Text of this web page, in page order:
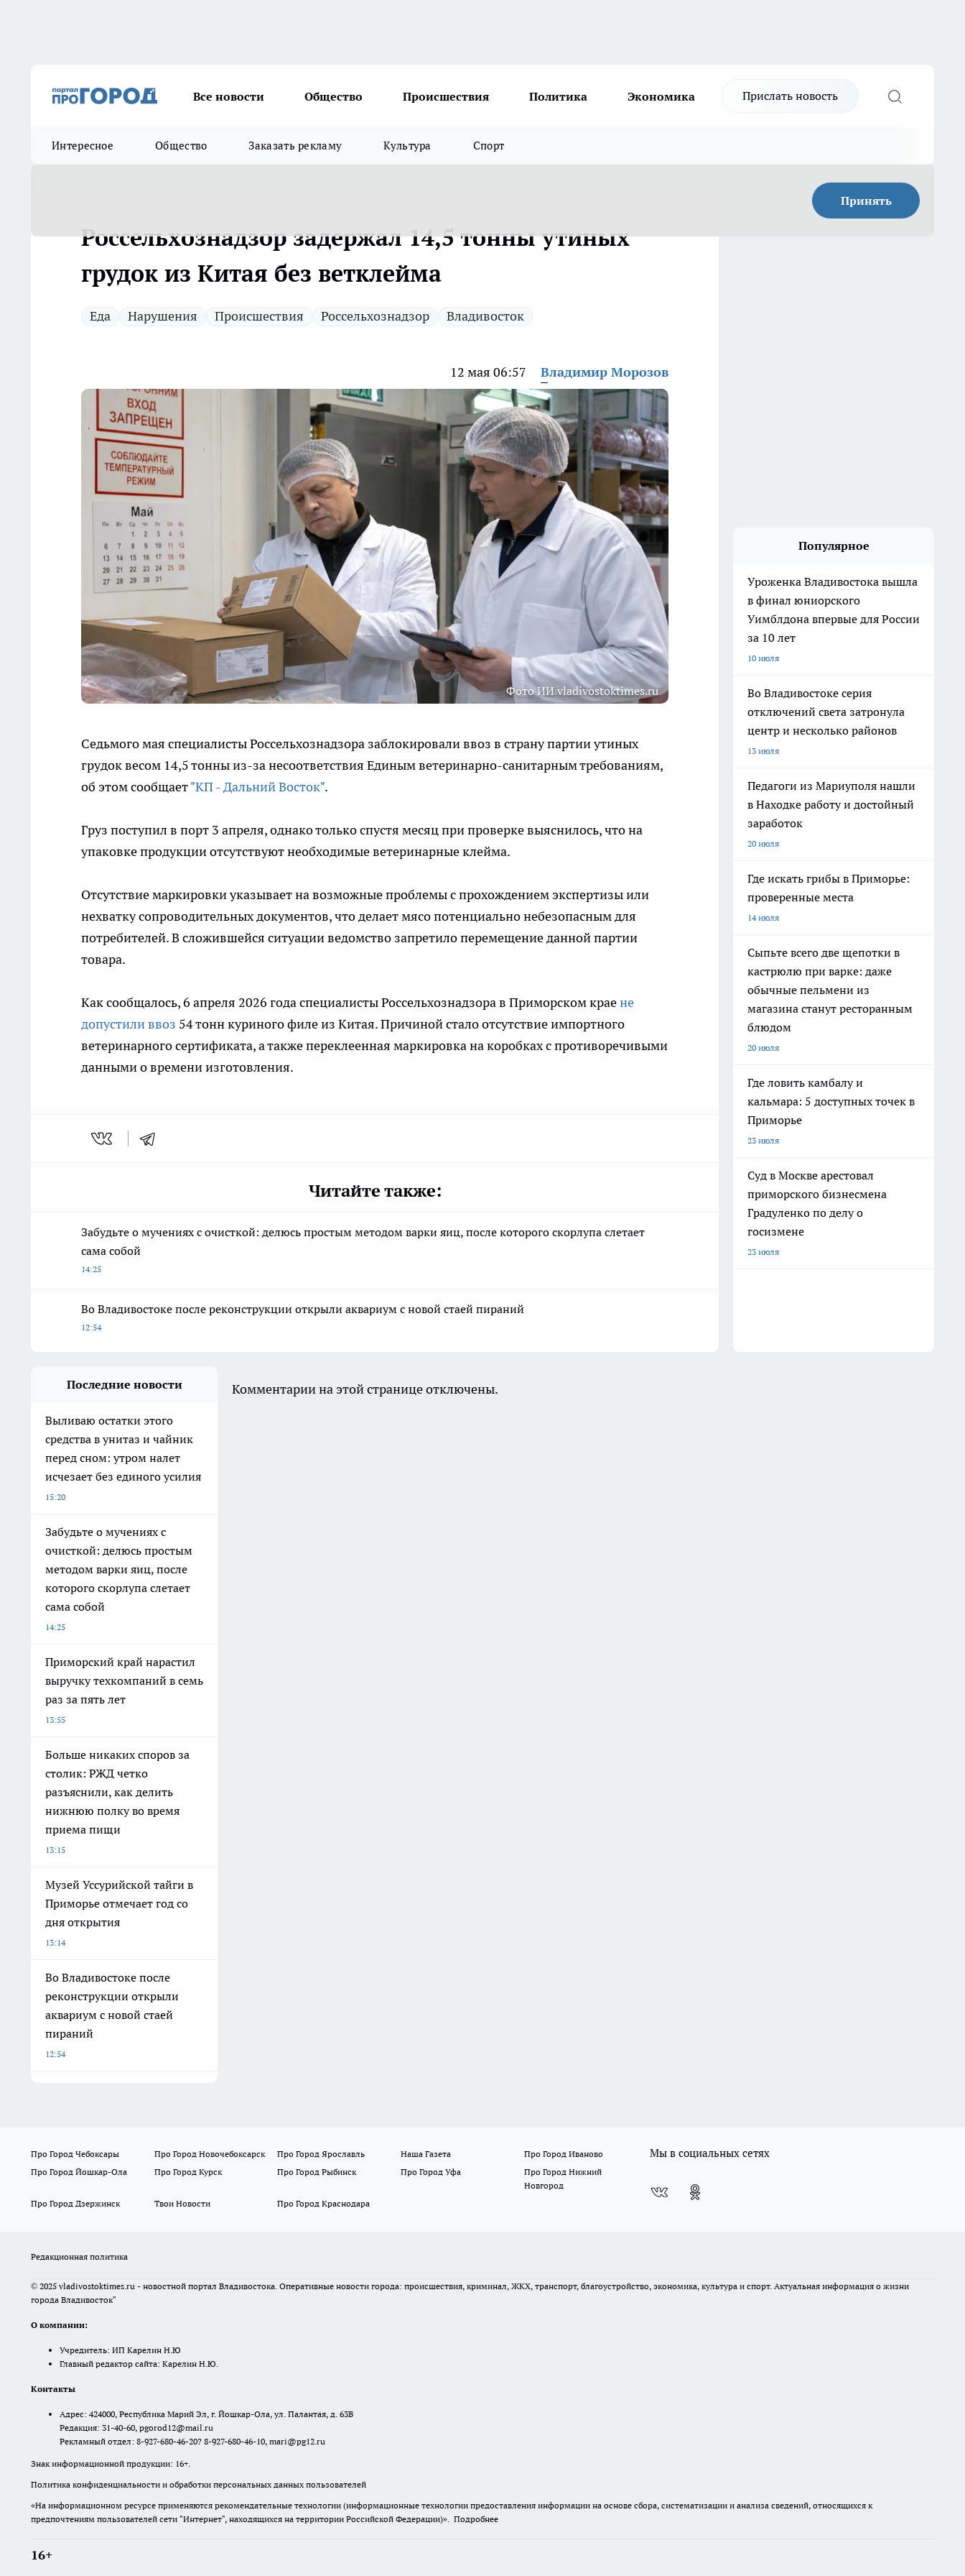
Все новости Общество Происшествия Политика Экономика Прислать новость
Интересное Общество Заказать рекламу Культура Спорт
Принять
Россельхознадзор задержал 14,5 тонны утиных
грудок из Китая без ветклейма
Еда Нарушения Происшествия Россельхознадзор Владивосток
12 мая 06:57 Владимир Морозов
Фото ИИ vladivostoktimes.ru
Седьмого мая специалисты Россельхознадзора заблокировали ввоз в страну партии утиных
грудок весом 14,5 тонны из-за несоответствия Единым ветеринарно-санитарным требованиям,
об этом сообщает"КП - Дальний Восток".
Груз поступил в порт 3 апреля, однако только спустя месяц при проверке выяснилось, что на
упаковке продукции отсутствуют необходимые ветеринарные клейма.
Отсутствие маркировки указывает на возможные проблемы с прохождением экспертизы или
нехватку сопроводительных документов, что делает мясо потенциально небезопасным для
потребителей. В сложившейся ситуации ведомство запретило перемещение данной партии
товара.
Как сообщалось, 6 апреля 2026 года специалисты Россельхознадзора в Приморском краене
допустили ввоз 54 тонн куриного филе из Китая. Причиной стало отсутствие импортного
ветеринарного сертификата, а также переклеенная маркировка на коробках с противоречивыми
данными о времени изготовления.
Читайте также:
Забудьте о мучениях с очисткой: делюсь простым методом варки яиц, после которого скорлупа слетает
сама собой
14:25
Во Владивостоке после реконструкции открыли аквариум с новой стаей пираний
12:54
Популярное
Уроженка Владивостока вышла
в финал юниорского
Уимблдона впервые для России
за 10 лет
10 июля
Во Владивостоке серия
отключений света затронула
центр и несколько районов
13 июля
Педагоги из Мариуполя нашли
в Находке работу и достойный
заработок
20 июля
Где искать грибы в Приморье:
проверенные места
14 июля
Сыпьте всего две щепотки в
кастрюлю при варке: даже
обычные пельмени из
магазина станут ресторанным
блюдом
20 июля
Где ловить камбалу и
кальмара: 5 доступных точек в
Приморье
23 июля
Суд в Москве арестовал
приморского бизнесмена
Градуленко по делу о
госизмене
23 июля
Последние новости
Выливаю остатки этого
средства в унитаз и чайник
перед сном: утром налет
исчезает без единого усилия
15:20
Забудьте о мучениях с
очисткой: делюсь простым
методом варки яиц, после
которого скорлупа слетает
сама собой
14:25
Приморский край нарастил
выручку техкомпаний в семь
раз за пять лет
13:55
Больше никаких споров за
столик: РЖД четко
разъяснили, как делить
нижнюю полку во время
приема пищи
13:15
Музей Уссурийской тайги в
Приморье отмечает год со
дня открытия
13:14
Во Владивостоке после
реконструкции открыли
аквариум с новой стаей
пираний
12:54
Комментарии на этой странице отключены.
Про Город Чебоксары Про Город Новочебоксарск Про Город Ярославль Наша Газета
Про Город Иваново
Про Город Йошкар-Ола
Про Город Курск Про Город Рыбинск Про Город Уфа
Про Город Нижний
Новгород
Про Город Дзержинск
Твои Новости Про Город Краснодара
Мы в социальных сетях
Редакционная политика
© 2025 vladivostoktimes.ru - новостной портал Владивостока. Оперативные новости города: происшествия, криминал, ЖКХ, транспорт, благоустройство, экономика, культура и спорт. Актуальная информация о жизни
города Владивосток"
О компании:
Учредитель: ИП Карелин Н.Ю
Главный редактор сайта: Карелин Н.Ю.
Контакты
Адрес: 424000, Республика Марий Эл, г. Йошкар-Ола, ул. Палантая, д. 63В
Редакция: 31-40-60, pgorod12@mail.ru
Рекламный отдел: 8-927-680-46-20? 8-927-680-46-10, mari@pg12.ru
Знак информационной продукции: 16+.
Политика конфиденциальности и обработки персональных данных пользователей
«На информационном ресурсе применяются рекомендательные технологии (информационные технологии предоставления информации на основе сбора, систематизации и анализа сведений, относящихся к
предпочтениям пользователей сети "Интернет", находящихся на территории Российской Федерации)». Подробнее
16+